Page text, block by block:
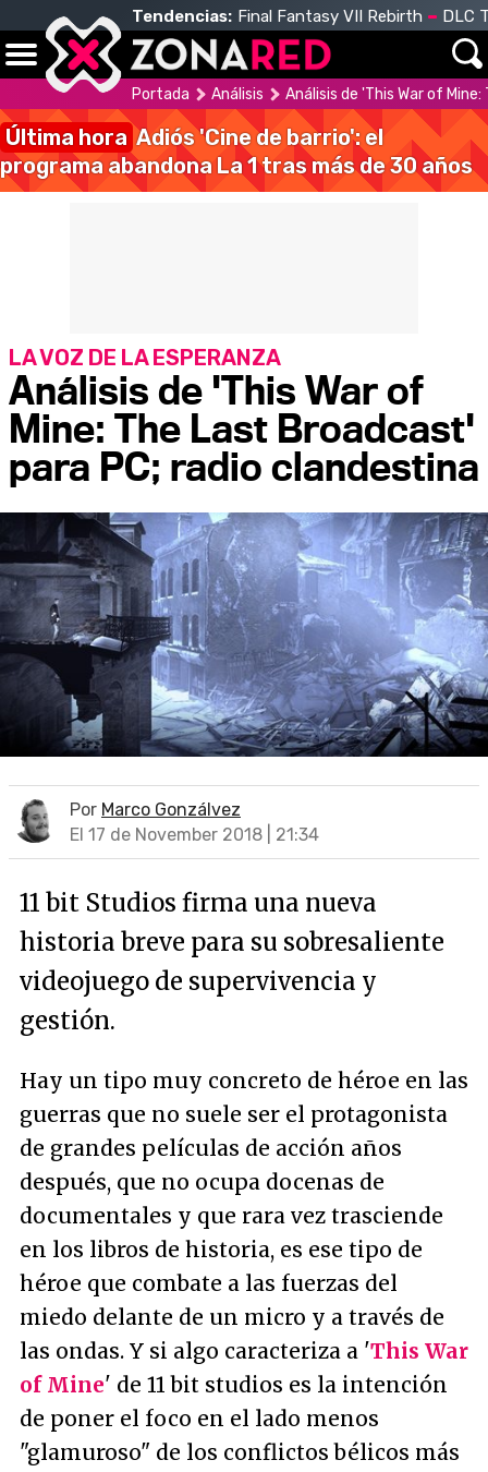
Tendencias: Final Fantasy VII Rebirth DLC
Portada Análisis Análisis de 'This War of
Última hora Adiós 'Cine de barrio': el
programa abandona La 1 tras más de 30 años
Análisis de 'This War of
Mine: The Last Broadcast'
para PC; radio clandestina
LA VOZ DE LA ESPERANZA
Por Marco Gonzálvez
El 17 de November 2018 | 21:34
11 bit Studios firma una nueva
historia breve para su sobresaliente
videojuego de supervivencia y
gestión.
Hay un tipo muy concreto de héroe en las
guerras que no suele ser el protagonista
de grandes películas de acción años
después, que no ocupa docenas de
documentales y que rara vez trasciende
en los libros de historia, es ese tipo de
héroe que combate a las fuerzas del
miedo delante de un micro y a través de
las ondas. Y si algo caracteriza a 'This War
of Mine' de 11 bit studios es la intención
de poner el foco en el lado menos
"glamuroso" de los conflictos bélicos más